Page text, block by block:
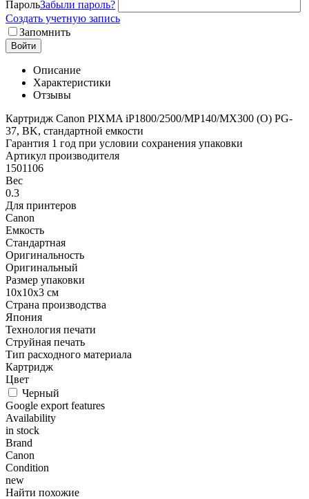
ПарольЗабыли пароль?
Создать учетную запись
Запомнить
Войти
Описание
Характеристики
Отзывы
Картридж Canon PIXMA iP1800/2500/MP140/MX300 (O) PG-
37, BK, стандартной емкости
Гарантия 1 год при условии сохранения упаковки
Артикул производителя
1501106
Вес
0.3
Для принтеров
Canon
Емкость
Стандартная
Оригинальность
Оригинальный
Размер упаковки
10x10x3 см
Страна производства
Япония
Технология печати
Струйная печать
Тип расходного материала
Картридж
Цвет
Черный
Google export features
Availability
in stock
Brand
Canon
Condition
new
Найти похожие